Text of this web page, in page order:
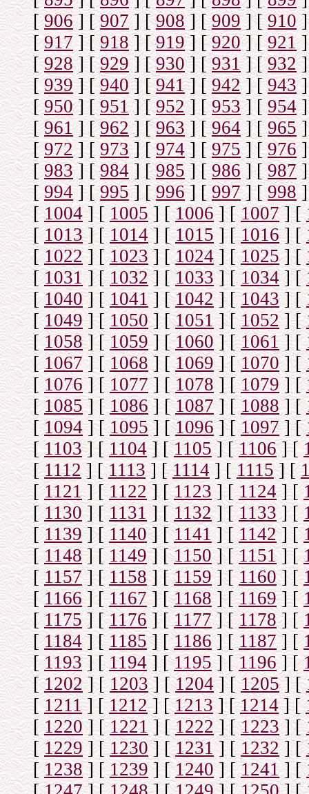
[906] [907] [908] [909] [910]
[917] [918] [919] [920] [921]
[928] [929] [930] [931] [932]
[ 939] [940] [941] [942] [943]
[950] [951] [952] [953] [954]
[961] [962] [963] [964] [965]
[972] [973] [974] [975] [976]
[983] [984] [985] [986] [987]
[994] [995] [996] [997] [998]
[1004] [1005] [1006] [1007] [
[1013] [1014] [1015 ] [1016] [
[1022] [1023] [1024] [1025] [
[1031] [1032] [1033] [1034] [
[1040] [1041] [1042] [1043] [
[1049] [1050] [1051] [1052] [
[1058] [1059] [1060] [1061] [
[1067] [1068] [1069] [1070] [
[1076] [1077] [1078] [1079] [
[1085] [1086] [1087] [1088] [
[1094] [1095] [1096] [1097] [
[1103] [1104] [1105] [1106] [
[1112] [1113] [ 1114] [1115] [
[1121] [1122] [1123] [1124] [
[1130] [1131] [1132] [1133] [
[1139] [1140] [1141] [1142] [
[1148] [1149] [1150] [1151] [
[1157] [1158] [1159] [1160] [
[1166] [1167] [1168] [1169] [
[1175] [1176] [1177] [1178] [
[1184] [1185] [1186] [1187] [
[1193] [1194] [1195] [1196] [
[1202] [1203] [1204] [1205] [
[1211] [1212] [1213] [1214] [
[1220] [1221] [1222] [1223] [
[1229] [1230] [1231 ] [1232] [
[1238] [1239] [1240] [1241] [